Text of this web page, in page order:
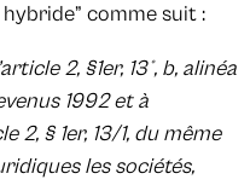
comme suit :
2, §1er, 13°, b, alinéa
1992 et à
2, § 1er, 13/1, du même
les sociétés,